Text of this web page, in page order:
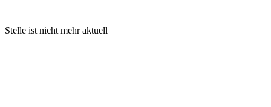
Stelle ist nicht mehr aktuell